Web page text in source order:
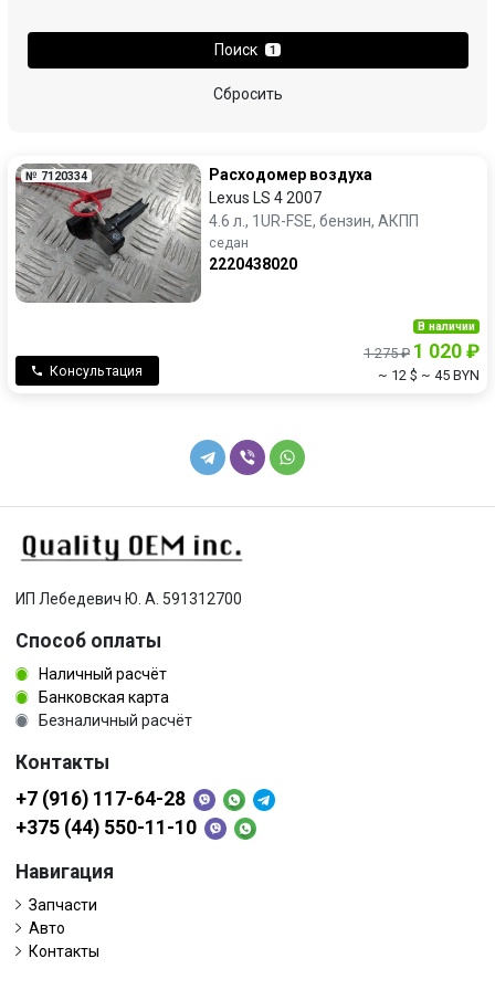
Поиск 1
Сбросить
№ 7120334
Расходомер воздуха
Lexus LS 4 2007
4.6 л., 1UR-FSE, бензин, АКПП
седан
2220438020
Консультация
В наличии
1 275 ₽ 1 020 ₽
~ 12 $ ~ 45 BYN
ИП Лебедевич Ю. А. 591312700
Способ оплаты
Наличный расчёт
Банковская карта
Безналичный расчёт
Контакты
+7 (916) 117-64-28
+375 (44) 550-11-10
Навигация
Запчасти
Авто
Контакты